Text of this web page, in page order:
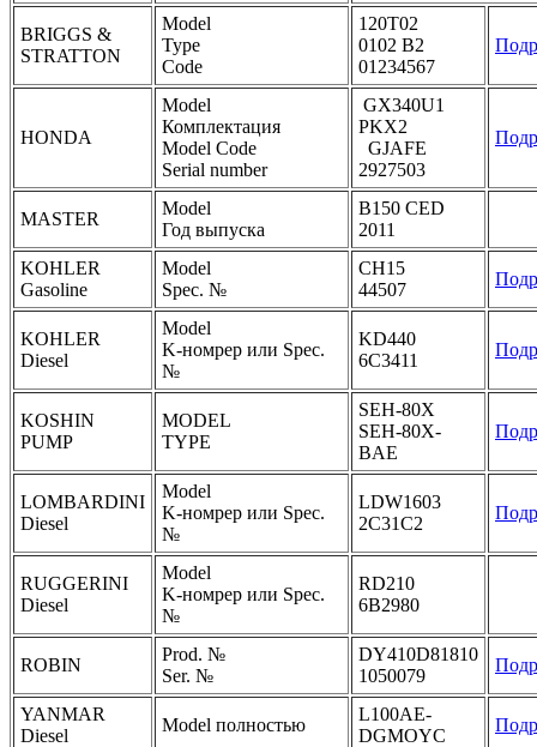
BRIGGS &
STRATTON
Model
Type
Code
120T02
0102 B2
01234567
HONDA
Model
Комплектация
Model Code
Serial number
GX340U1
PKX2
GJAFE
2927503
MASTER
Model
Год выпуска
B150 CED
2011
KOHLER
Gasoline
Model
Spec. №
CH15
44507
KOHLER
Diesel
Model
K-номрер или Spec.
№
KD440
6C3411
KOSHIN
PUMP
MODEL
TYPE
SEH-80X
SEH-80X-
BAE
LOMBARDINI
Diesel
Model
K-номрер или Spec.
№
LDW1603
2C31C2
RUGGERINI
Diesel
Model
K-номрер или Spec.
№
RD210
6B2980
ROBIN
Prod. №
Ser. №
DY410D81810
1050079
YANMAR
Diesel
Model полностью
L100AE-
DGMOYC